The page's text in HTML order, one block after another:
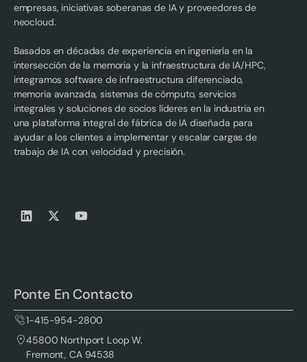
empresas, iniciativas soberanas de IA y proveedores de
neocloud.
Basados en décadas de experiencia en ingeniería en la
intersección de la memoria y la infraestructura de IA/HPC,
integramos software de infraestructura diferenciado,
memoria avanzada, sistemas de cómputo, servicios
integrales y soluciones de socios líderes en la industria en
una plataforma integral de fábrica de IA diseñada para
ayudar a los clientes a implementar y escalar cargas de
trabajo de IA con velocidad y precisión.
Ponte En Contacto
1-415-954-2800
45800 Northport Loop W.
Fremont, CA 94538